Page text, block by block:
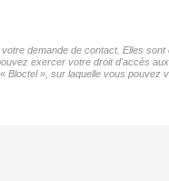
demande de contact. Elles
exercer votre droit d'accès
Bloctel », sur laquelle vous pouvez